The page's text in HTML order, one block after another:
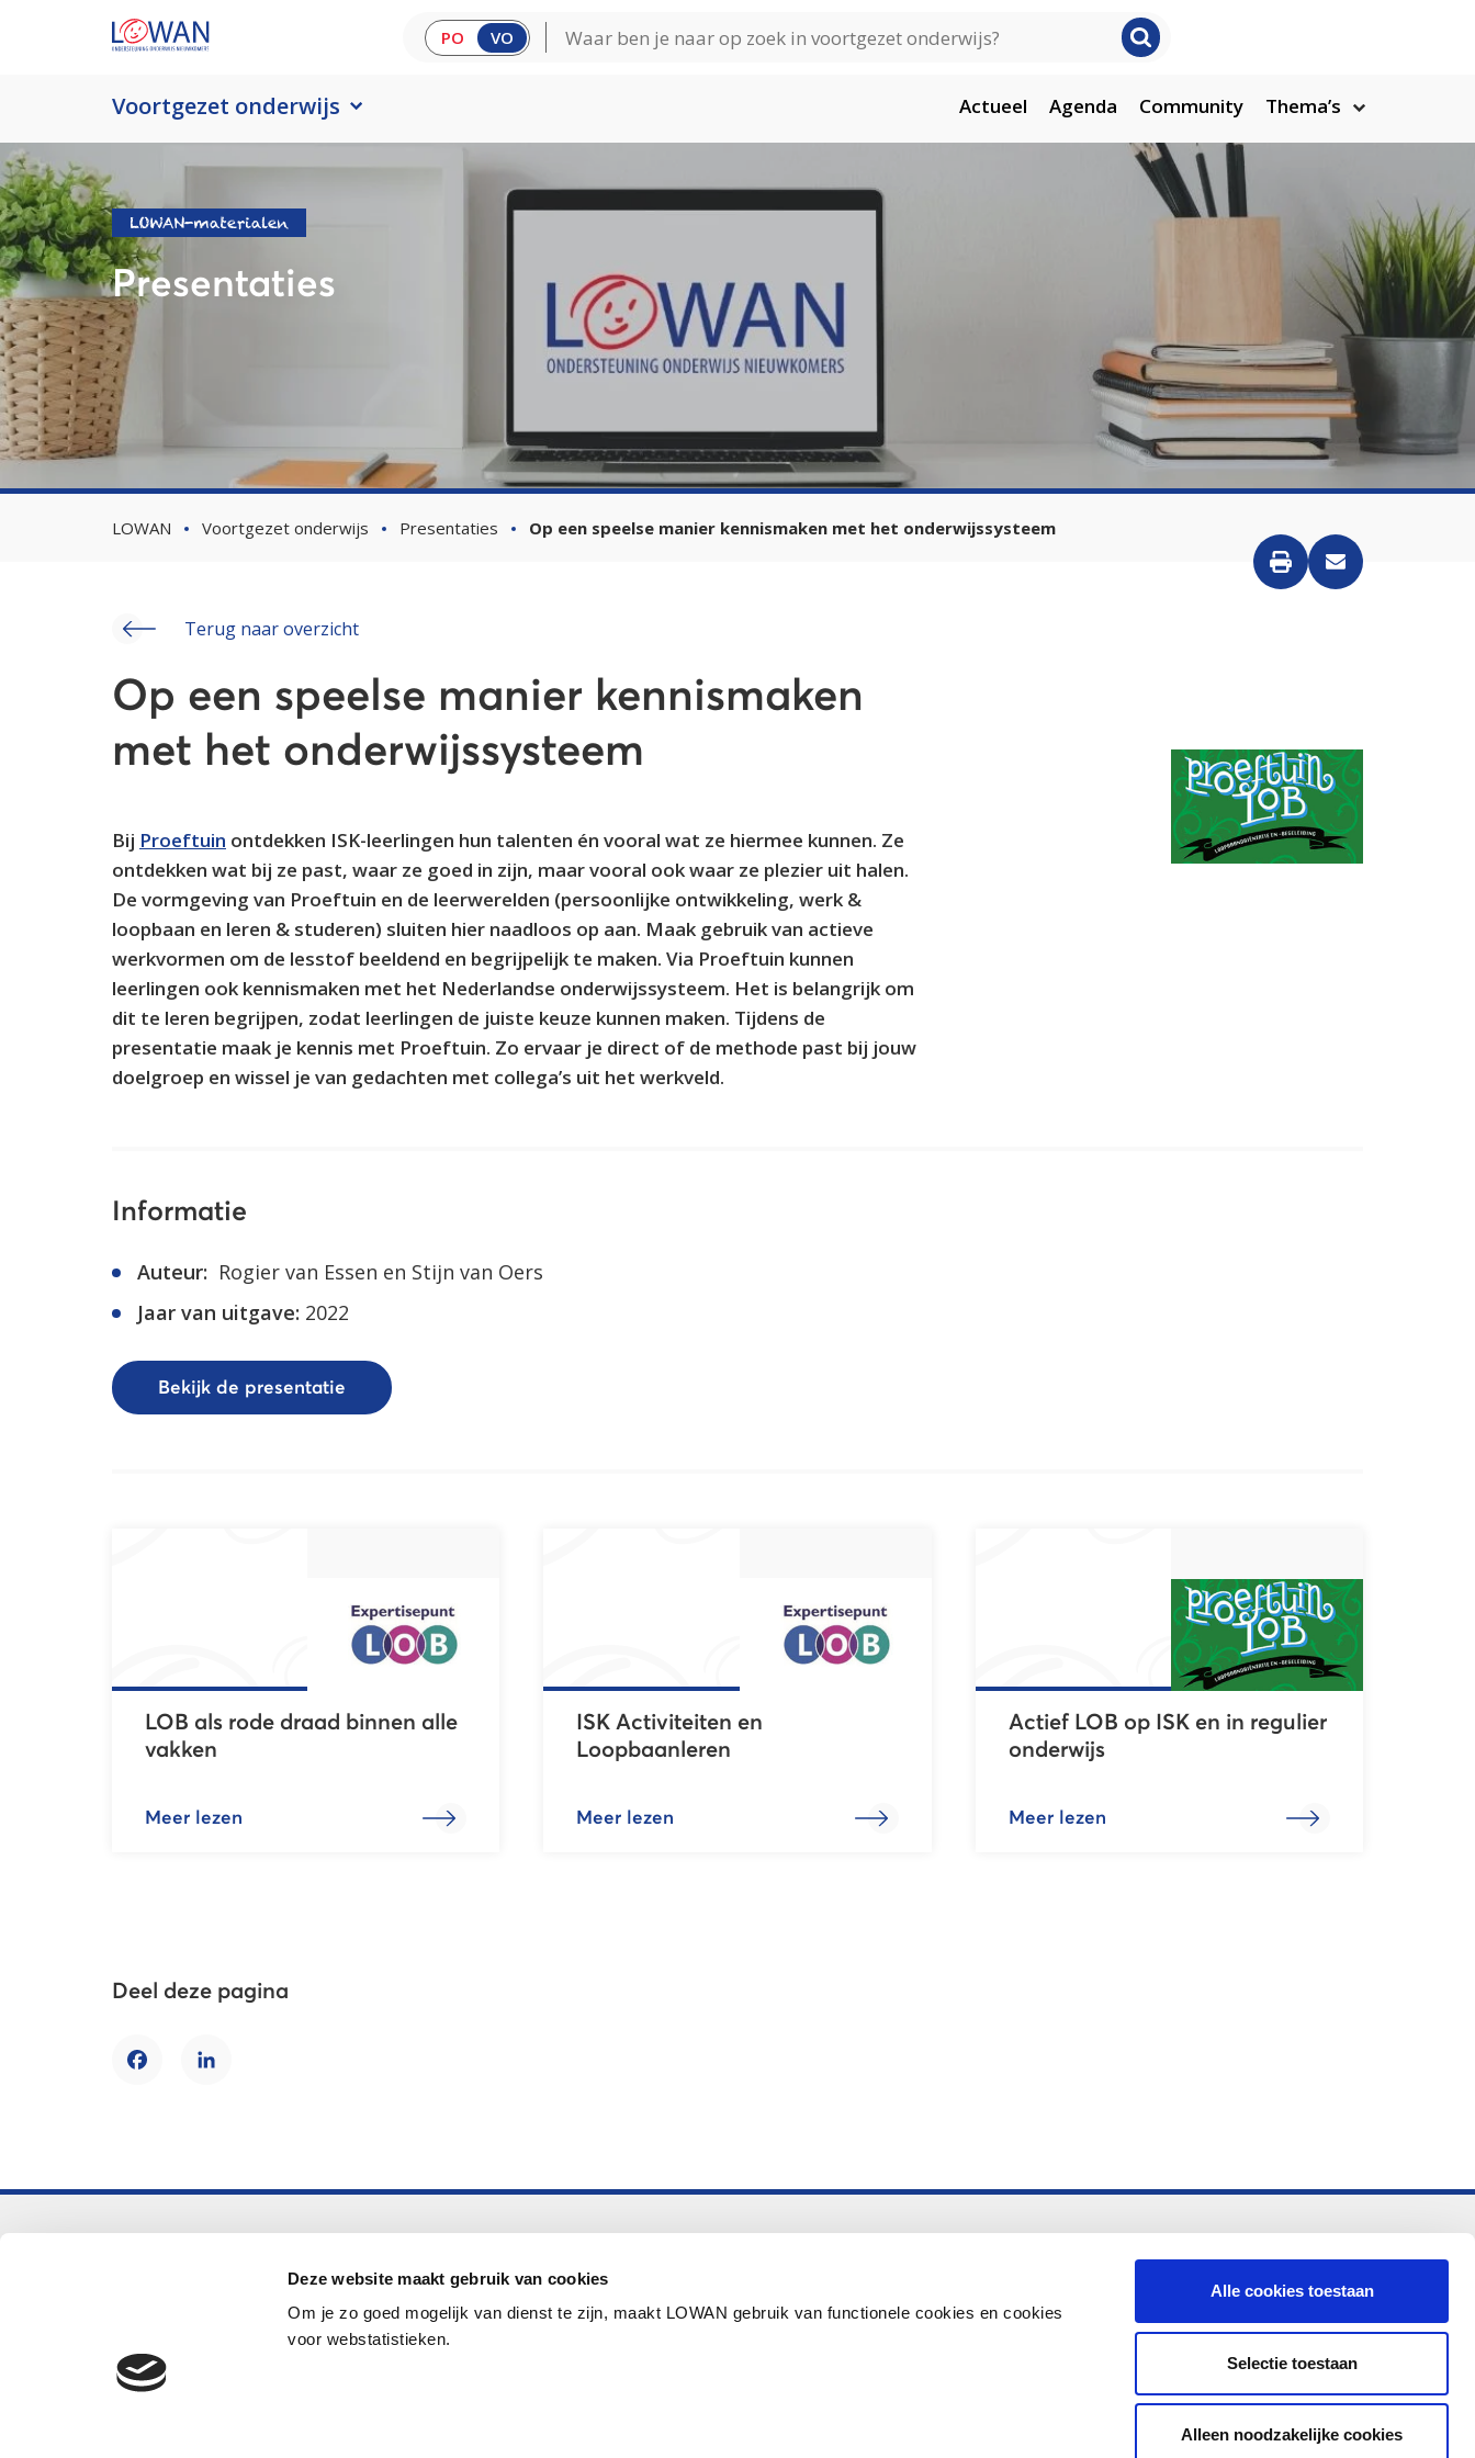
Deze website maakt gebruik van cookies
Om je zo goed mogelijk van dienst te zijn, maakt LOWAN gebruik van functionele cookies en cookies
voor webstatistieken.
Alle cookies toestaan
Selectie toestaan
Alleen noodzakelijke cookies
PO VO
Voortgezet onderwijs Actueel Agenda Community Thema’s
LOWAN-materialen
Presentaties
LOWAN Voortgezet onderwijs Presentaties Op een speelse manier kennismaken met het onderwijssysteem
Terug naar overzicht
Op een speelse manier kennismaken
met het onderwijssysteem
Bij Proeftuin ontdekken ISK-leerlingen hun talenten én vooral wat ze hiermee kunnen. Ze
ontdekken wat bij ze past, waar ze goed in zijn, maar vooral ook waar ze plezier uit halen.
De vormgeving van Proeftuin en de leerwerelden (persoonlijke ontwikkeling, werk &
loopbaan en leren & studeren) sluiten hier naadloos op aan. Maak gebruik van actieve
werkvormen om de lesstof beeldend en begrijpelijk te maken. Via Proeftuin kunnen
leerlingen ook kennismaken met het Nederlandse onderwijssysteem. Het is belangrijk om
dit te leren begrijpen, zodat leerlingen de juiste keuze kunnen maken. Tijdens de
presentatie maak je kennis met Proeftuin. Zo ervaar je direct of de methode past bij jouw
doelgroep en wissel je van gedachten met collega’s uit het werkveld.
Informatie
Auteur: Rogier van Essen en Stijn van Oers
Jaar van uitgave: 2022
Bekijk de presentatie
LOB als rode draad binnen alle
vakken
Meer lezen
ISK Activiteiten en
Loopbaanleren
Meer lezen
Actief LOB op ISK en in regulier
onderwijs
Meer lezen
Deel deze pagina
FacebookLinkedIn